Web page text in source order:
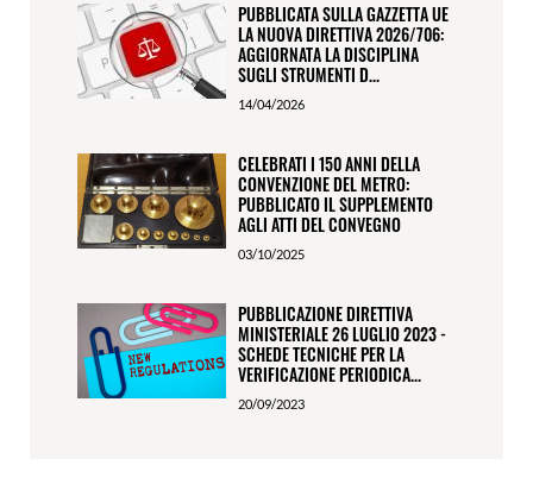
PUBBLICATA SULLA GAZZETTA UE
LA NUOVA DIRETTIVA 2026/706:
AGGIORNATA LA DISCIPLINA
SUGLI STRUMENTI D...
14/04/2026
CELEBRATI I 150 ANNI DELLA
CONVENZIONE DEL METRO:
PUBBLICATO IL SUPPLEMENTO
AGLI ATTI DEL CONVEGNO
03/10/2025
PUBBLICAZIONE DIRETTIVA
MINISTERIALE 26 LUGLIO 2023 -
SCHEDE TECNICHE PER LA
VERIFICAZIONE PERIODICA...
20/09/2023